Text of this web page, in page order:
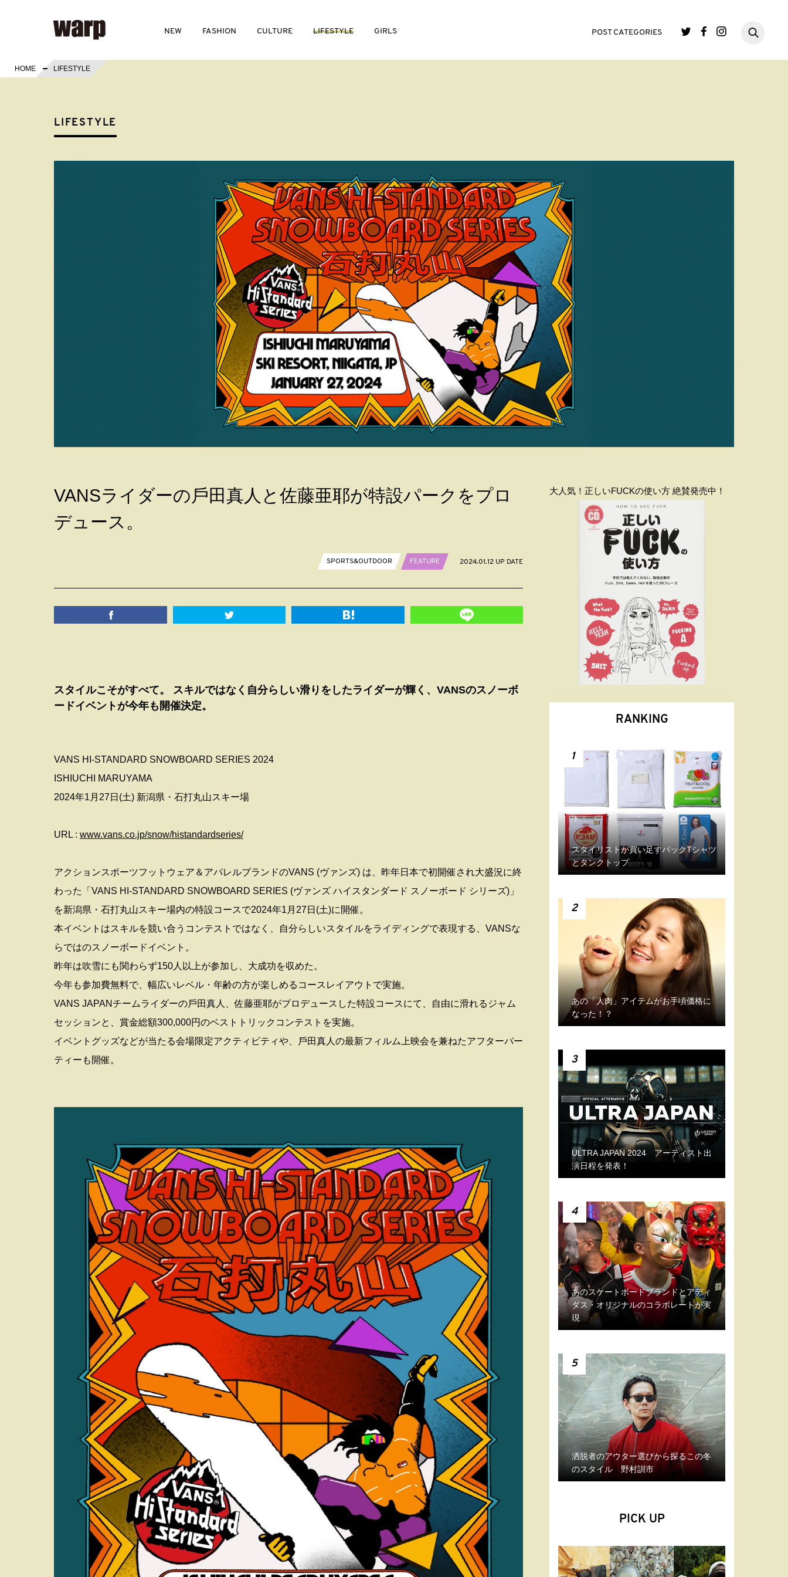
NEW FASHION CULTURE LIFESTYLE GIRLS POST CATEGORIES
HOME LIFESTYLE
LIFESTYLE
VANSライダーの⼾⽥真⼈と佐藤亜耶が特設パークをプロ
デュース。
SPORTS&OUTDOOR FEATURE 2024.01.12 UP DATE
スタイルこそがすべて。 スキルではなく⾃分らしい滑りをしたライダーが輝く、VANSのスノーボ
ードイベントが今年も開催決定。
VANS HI-STANDARD SNOWBOARD SERIES 2024
ISHIUCHI MARUYAMA
2024年1⽉27⽇(⼟) 新潟県・⽯打丸⼭スキー場
URL : www.vans.co.jp/snow/histandardseries/
アクションスポーツフットウェア＆アパレルブランドのVANS (ヴァンズ) は、昨年⽇本で初開催され⼤盛況に終
わった「VANS HI-STANDARD SNOWBOARD SERIES (ヴァンズ ハイスタンダード スノーボード シリーズ)」
を新潟県・⽯打丸⼭スキー場内の特設コースで2024年1⽉27⽇(⼟)に開催。
本イベントはスキルを競い合うコンテストではなく、⾃分らしいスタイルをライディングで表現する、VANSな
らではのスノーボードイベント。
昨年は吹雪にも関わらず150⼈以上が参加し、⼤成功を収めた。
今年も参加費無料で、幅広いレベル・年齢の⽅が楽しめるコースレイアウトで実施。
VANS JAPANチームライダーの⼾⽥真⼈、佐藤亜耶がプロデュースした特設コースにて、⾃由に滑れるジャム
セッションと、賞⾦総額300,000円のベストトリックコンテストを実施。
イベントグッズなどが当たる会場限定アクティビティや、⼾⽥真⼈の最新フィルム上映会を兼ねたアフターパー
ティーも開催。
大人気！正しいFUCKの使い方 絶賛発売中！
RANKING
1
スタイリストが買い足すパックTシャツ
とタンクトップ
2
あの「人肉」アイテムがお手頃価格に
なった！？
3
ULTRA JAPAN 2024 アーティスト出
演日程を発表！
4
あのスケートボードブランドとアディ
ダス・オリジナルのコラボレートが実
現
5
洒脱者のアウター選びから探るこの冬
のスタイル 野村訓市
PICK UP